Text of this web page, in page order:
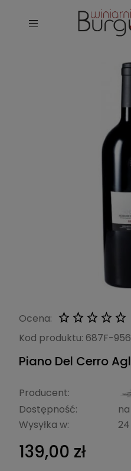
Ocena:
Kod produktu: 687F-
Piano Del Cerro
Producent:
Dostępność:
Wysyłka w:
139,00 zł